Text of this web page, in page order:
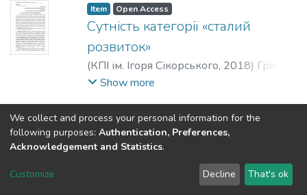
Item Open Access
Сутність категорії «сталий
розвиток»
(КПІ ім. Ігоря Сікорського, 2018) Гречко,
А. В.;Волок, О. О.
Show more
DSpace software copyright © 2002-2026 LYRASIS
Send Feedback
We collect and process your personal information for the
following purposes: Authentication, Preferences,
Acknowledgement and Statistics.
Customize Decline That's ok